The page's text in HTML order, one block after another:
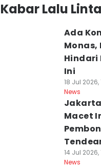
Kabar Lalu
Ada
Monas,
Hindari
Ini
18 Jul 2026,
News
Macet
14 Jul 2026,
News